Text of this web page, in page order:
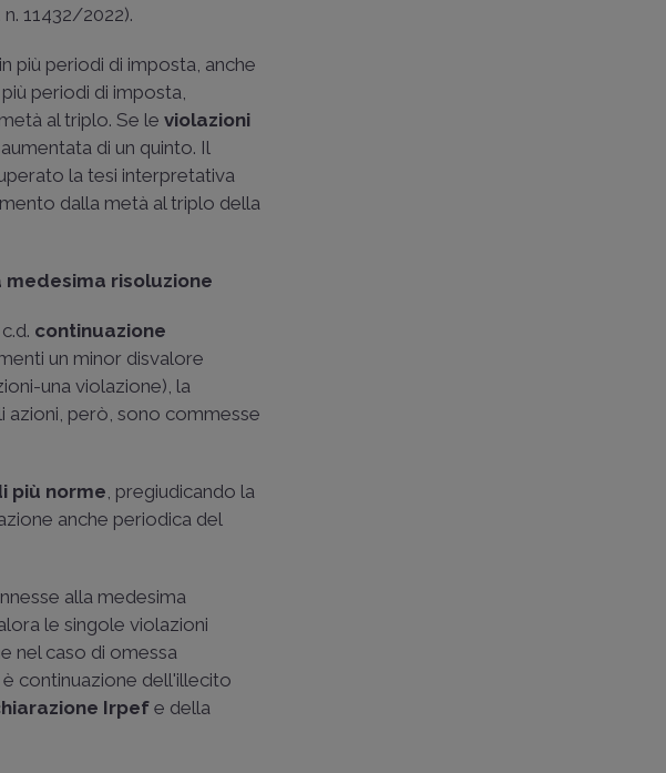
n. 11432/2022).
più periodi di imposta, anche
periodi di imposta,
al triplo. Se leviolazioni
di un quinto. Il
la tesi interpretativa
dalla metà al triplo della
risoluzione
continuazione
un minor disvalore
una violazione), la
azioni, però, sono commesse
più norme, pregiudicando la
anche periodica del
alla medesima
le singole violazioni
nel caso di omessa
continuazione dell'illecito
Irpefe della